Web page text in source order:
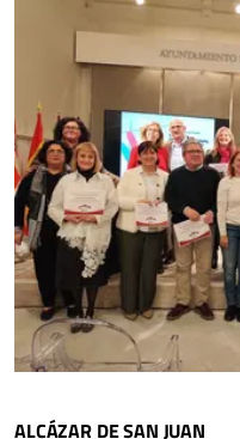
ALCÁZAR DE SAN JUAN